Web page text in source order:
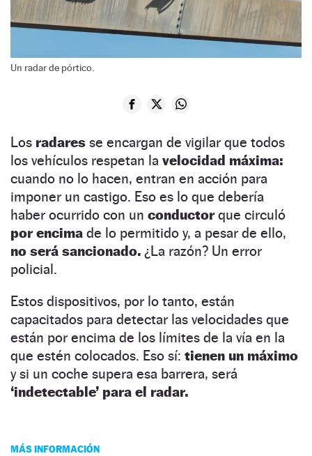
Un radar de pórtico.
Los radares se encargan de vigilar que todos
los vehículos respetan la velocidad máxima:
cuando no lo hacen, entran en acción para
imponer un castigo. Eso es lo que debería
haber ocurrido con un conductorque circuló
por encima de lo permitido y, a pesar de ello,
no será sancionado. ¿La razón? Un error
policial.
Estos dispositivos, por lo tanto, están
capacitados para detectar las velocidades que
están por encima de los límites de la vía en la
que estén colocados. Eso sí: tienen un máximo
y si un coche supera esa barrera, será
‘indetectable’ para el radar.
MÁS INFORMACIÓN